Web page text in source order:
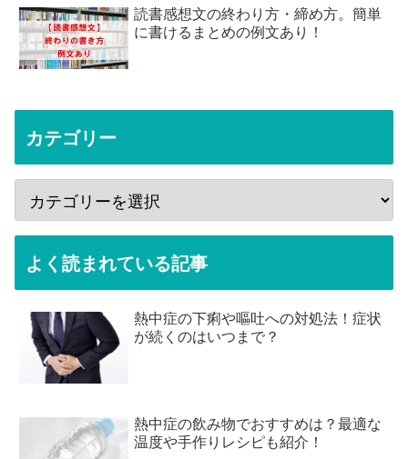
読書感想文の終わり方・締め方。簡単
に書けるまとめの例文あり！
カテゴリー
よく読まれている記事
熱中症の下痢や嘔吐への対処法！症状
が続くのはいつまで？
熱中症の飲み物でおすすめは？最適な
温度や手作りレシピも紹介！